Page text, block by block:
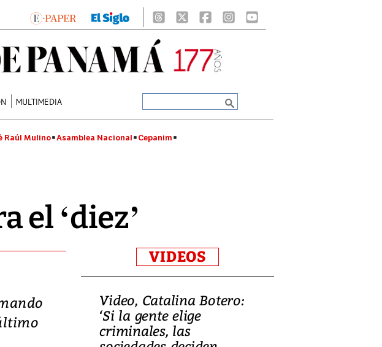
MULTIMEDIA
Raúl Mulino Asamblea Nacional Cepanim
el ‘diez’
VIDEOS
Video, Catalina Botero:
‘Si la gente elige
criminales, las